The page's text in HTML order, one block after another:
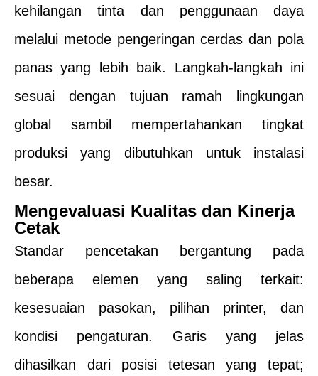
kehilangan tinta dan penggunaan daya
melalui metode pengeringan cerdas dan pola
panas yang lebih baik. Langkah-langkah ini
sesuai dengan tujuan ramah lingkungan
global sambil mempertahankan tingkat
produksi yang dibutuhkan untuk instalasi
besar.
Mengevaluasi Kualitas dan Kinerja
Cetak
Standar pencetakan bergantung pada
beberapa elemen yang saling terkait:
kesesuaian pasokan, pilihan printer, dan
kondisi pengaturan. Garis yang jelas
dihasilkan dari posisi tetesan yang tepat;